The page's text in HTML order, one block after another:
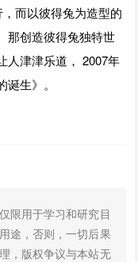
而以彼得兔为造型的
那创造彼得兔独特世
人津津乐道， 2007年
生》。
限用于学习和研究目
途，否则，一切后果
，版权争议与本站无